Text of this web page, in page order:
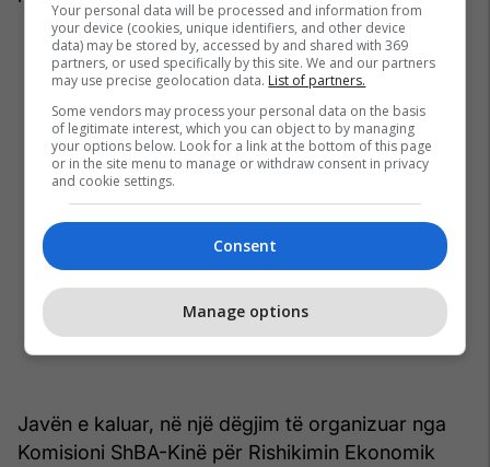
Javën e kaluar, në një dëgjim të organizuar nga
Komisioni ShBA-Kinë për Rishikimin Ekonomik
Your personal data will be processed and information from
your device (cookies, unique identifiers, and other device
data) may be stored by, accessed by and shared with 369
partners, or used specifically by this site. We and our partners
may use precise geolocation data. List of partners.
Some vendors may process your personal data on the basis
of legitimate interest, which you can object to by managing
your options below. Look for a link at the bottom of this page
or in the site menu to manage or withdraw consent in privacy
and cookie settings.
Consent
Manage options